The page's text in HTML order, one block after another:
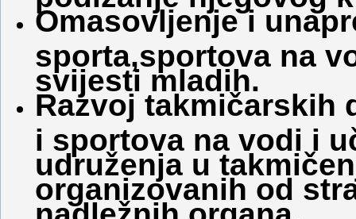
Omasovljenje i
sporta,sportova na
svijesti mladih.
Razvoj takmičarskih
i sportova na vodi i
udruženja u
organizovanih od
nadležnih organa.